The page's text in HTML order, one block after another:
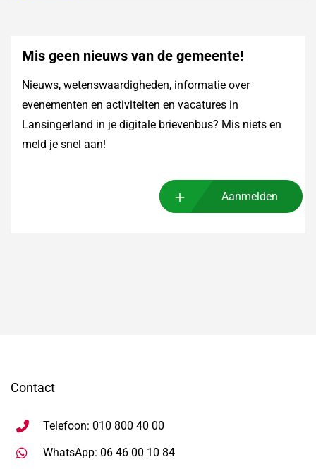
Mis geen nieuws van de gemeente!
Nieuws, wetenswaardigheden, informatie over
evenementen en activiteiten en vacatures in
Lansingerland in je digitale brievenbus? Mis niets en
meld je snel aan!
Aanmelden
Contact
Telefoon: 010 800 40 00
WhatsApp: 06 46 00 10 84Stuur WhatsApp bericht,